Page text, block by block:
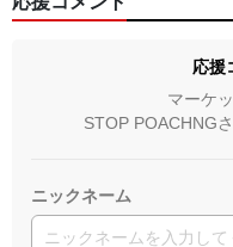
応
マーケ
STOP POACHNG
ニックネーム